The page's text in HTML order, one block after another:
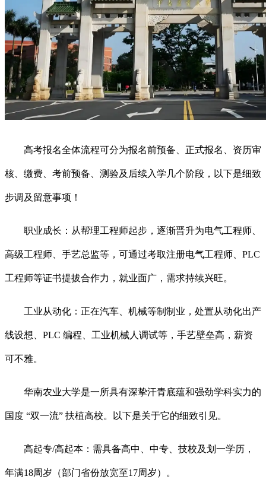
高考报名全体流程可分为报名前预备、正式报名、资历审
核、缴费、考前预备、测验及后续入学几个阶段，以下是细致
步调及留意事项！
职业成长：从帮理工程师起步，逐渐晋升为电气工程师、
高级工程师、手艺总监等，可通过考取注册电气工程师、PLC
工程师等证书提拔合作力，就业面广，需求持续兴旺。
工业从动化：正在汽车、机械等制制业，处置从动化出产
线设想、PLC 编程、工业机械人调试等，手艺壁垒高，薪资
可不雅。
华南农业大学是一所具有深挚汗青底蕴和强劲学科实力的
国度 “双一流” 扶植高校。以下是关于它的细致引见。
高起专/高起本：需具备高中、中专、技校及划一学历，
年满18周岁（部门省份放宽至17周岁）。